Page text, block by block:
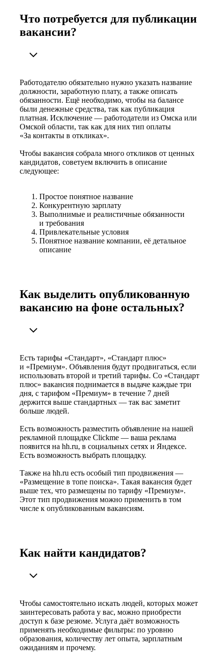
Что потребуется для публикации
вакансии?
Работодателю обязательно нужно указать название
должности, заработную плату, а также описать
обязанности. Ещё необходимо, чтобы на балансе
были денежные средства, так как публикация
платная. Исключение — работодатели из Омска или
Омской области, так как для них тип оплаты
«За контакты в откликах».
Чтобы вакансия собрала много откликов от ценных
кандидатов, советуем включить в описание
следующее:
Простое понятное название
Конкурентную зарплату
Выполнимые и реалистичные обязанности
и требования
Привлекательные условия
Понятное название компании, её детальное
описание
Как выделить опубликованную
вакансию на фоне остальных?
Есть тарифы «Стандарт», «Стандарт плюс»
и «Премиум». Объявления будут продвигаться, если
использовать второй и третий тарифы. Со «Стандарт
плюс» вакансия поднимается в выдаче каждые три
дня, с тарифом «Премиум» в течение 7 дней
держится выше стандартных — так вас заметит
больше людей.
Есть возможность разместить объявление на нашей
рекламной площадке Clickme — ваша реклама
появится на hh.ru, в социальных сетях и Яндексе.
Есть возможность выбрать площадку.
Также на hh.ru есть особый тип продвижения —
«Размещение в топе поиска». Такая вакансия будет
выше тех, что размещены по тарифу «Премиум».
Этот тип продвижения можно применить в том
числе к опубликованным вакансиям.
Как найти кандидатов?
Чтобы самостоятельно искать людей, которых может
заинтересовать работа у вас, можно приобрести
доступ к базе резюме. Услуга даёт возможность
применять необходимые фильтры: по уровню
образования, количеству лет опыта, зарплатным
ожиданиям и прочему.